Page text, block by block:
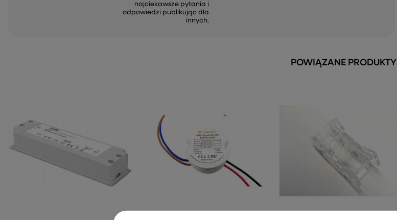
najciekawsze pytania i
odpowiedzi publikując dla
innych.
POWIĄZANE PRODUKTY